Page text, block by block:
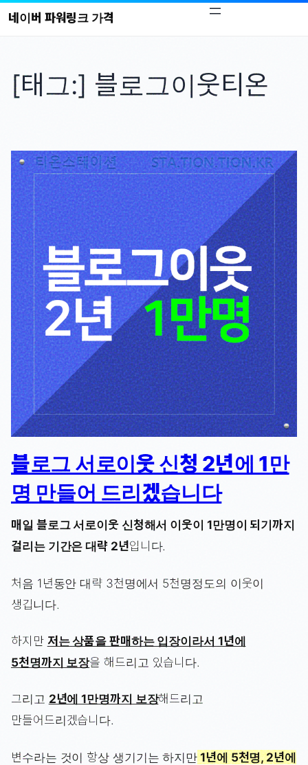
콘
네이버 파워링크 가격
[태그:] 블로그이웃티온
블로그 서로이웃 신청 2년에 1만
명 만들어 드리겠습니다
매일 블로그 서로이웃 신청해서 이웃이 1만명이 되기까지
걸리는 기간은 대략 2년입니다.
처음 1년동안 대략 3천명에서 5천명정도의 이웃이
생깁니다.
하지만 저는 상품을 판매하는 입장이라서 1년에
5천명까지 보장을 해드리고 있습니다.
그리고 2년에 1만명까지 보장해드리고
만들어드리겠습니다.
변수라는 것이 항상 생기기는 하지만1년에 5천명, 2년에